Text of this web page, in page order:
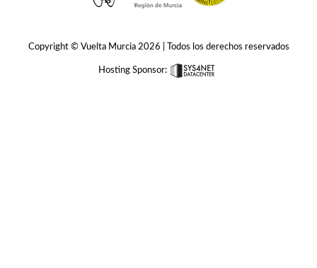
Copyright © Vuelta Murcia 2026 | Todos los derechos reservados
Hosting Sponsor: